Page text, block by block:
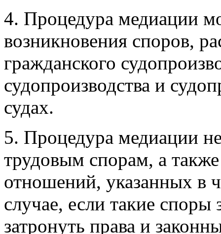
4. Процедура медиации
возникновения споров,
гражданского
судопроизводства и
судах.
5. Процедура медиации
трудовым спорам, а
отношений, указанных в
случае, если такие споры
затронуть права и